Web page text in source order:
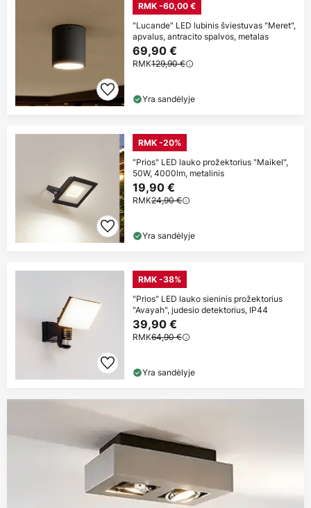
RMK -60,00 €
"Lucande" LED lubinis šviestuvas "Meret",
apvalus, antracito spalvos, metalas
69,90 €
RMK129,90 €
Yra sandėlyje
RMK -20%
"Prios" LED lauko prožektorius "Maikel",
50W, 4000lm, metalinis
19,90 €
RMK24,90 €
Yra sandėlyje
RMK -38%
"Prios" LED lauko sieninis prožektorius
"Avayah", judesio detektorius, IP44
39,90 €
RMK64,90 €
Yra sandėlyje